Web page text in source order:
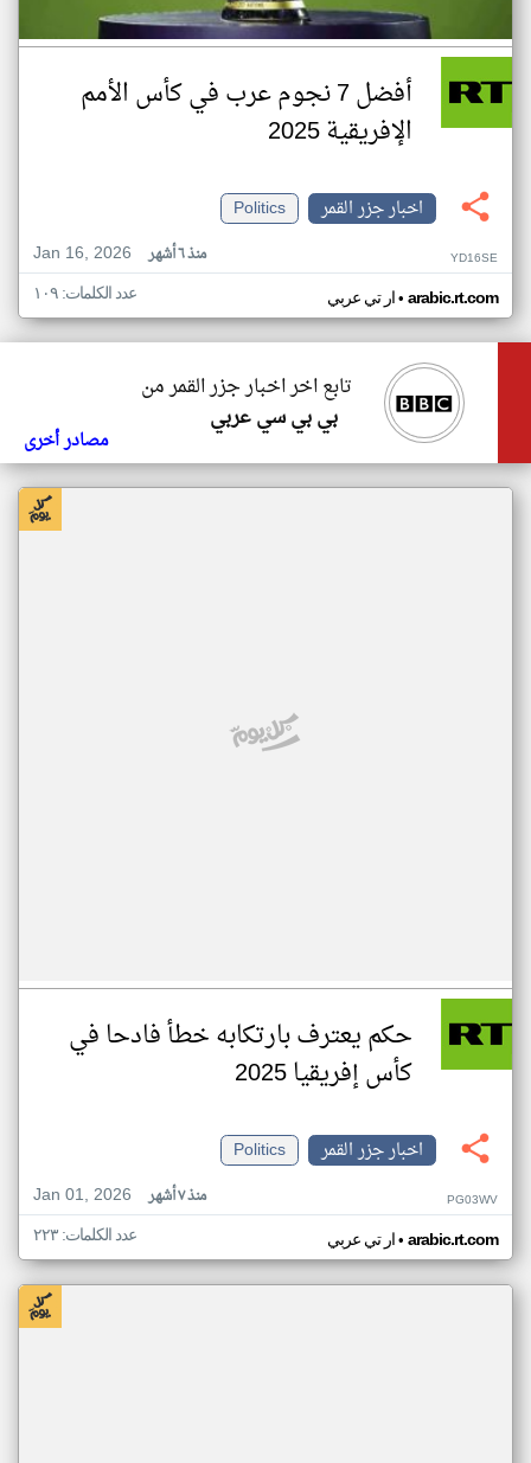
أفضل 7 نجوم عرب في كأس الأمم
الإفريقية 2025
اخبار جزر القمر
Politics
Jan 16, 2026
منذ ٦ أشهر YD16SE
ار تي عربي• arabic.rt.com عدد الكلمات: ١٠٩
تابع اخر اخبار جزر القمر من
بي بي سي عربي
مصادر أخرى
حكم يعترف بارتكابه خطأ فادحا في
كأس إفريقيا 2025
اخبار جزر القمر
Politics
Jan 01, 2026
منذ ٧ أشهر PG03WV
ار تي عربي• arabic.rt.com عدد الكلمات: ٢٢٣